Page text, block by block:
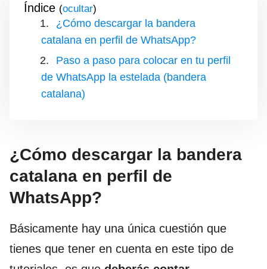
Índice ( )
¿Cómo descargar la bandera
catalana en perfil de WhatsApp?
Paso a paso para colocar en tu perfil
de WhatsApp la estelada (bandera
catalana)
¿Cómo descargar la bandera
catalana en perfil de
WhatsApp?
Básicamente hay una única cuestión que
tienes que tener en cuenta en este tipo de